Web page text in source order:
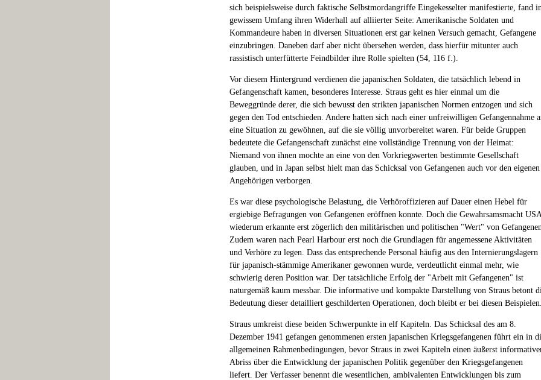
sich beispielsweise durch faktische Selbstmordangriffe Eingekesselter manifestierte, fand
gewissem Umfang ihren Widerhall auf alliierter Seite: Amerikanische Soldaten und
Kommandeure haben in diversen Situationen erst gar keinen Versuch gemacht, Gefangene
einzubringen. Daneben darf aber nicht übersehen werden, dass hierfür mitunter auch
rassistisch unterfütterte Feindbilder ihre Rolle spielten (54, 116 f.).
Vor diesem Hintergrund verdienen die japanischen Soldaten, die tatsächlich lebend in
Gefangenschaft kamen, besonderes Interesse. Straus geht es hier einmal um die
Beweggründe derer, die sich bewusst den strikten japanischen Normen entzogen und sich
gegen den Tod entschieden. Andere hatten sich nach einer unfreiwilligen Gefangennahme
eine Situation zu gewöhnen, auf die sie völlig unvorbereitet waren. Für beide Gruppen
bedeutete die Gefangenschaft zunächst eine vollständige Trennung von der Heimat:
Niemand von ihnen mochte an eine von den Vorkriegswerten bestimmte Gesellschaft
glauben, und in Japan selbst hielt man das Schicksal von Gefangenen auch vor den eigenen
Angehörigen verborgen.
Es war diese psychologische Belastung, die Verhöroffizieren auf Dauer einen Hebel für
ergiebige Befragungen von Gefangenen eröffnen konnte. Doch die Gewahrsamsmacht USA
wiederum erkannte erst zögerlich den militärischen und politischen "Wert" von
Zudem waren nach Pearl Harbour erst noch die Grundlagen für angemessene Aktivitäten
und Verhöre zu legen. Dass das entsprechende Personal häufig aus den Internierungslagern
für japanisch-stämmige Amerikaner gewonnen wurde, verdeutlicht einmal mehr, wie
schwierig deren Position war. Der tatsächliche Erfolg der "Arbeit mit Gefangenen" ist
naturgemäß kaum messbar. Die informative und kompakte Darstellung von Straus betont
Bedeutung dieser detailliert geschilderten Operationen, doch bleibt er bei diesen Beispielen.
Straus umkreist diese beiden Schwerpunkte in elf Kapiteln. Das Schicksal des am 8.
Dezember 1941 gefangen genommenen ersten japanischen Kriegsgefangenen führt ein in
allgemeinen Rahmenbedingungen, bevor Straus in zwei Kapiteln einen äußerst
Abriss über die Entwicklung der japanischen Politik gegenüber den Kriegsgefangenen
liefert. Der Verfasser benennt die wesentlichen, ambivalenten Entwicklungen bis zum